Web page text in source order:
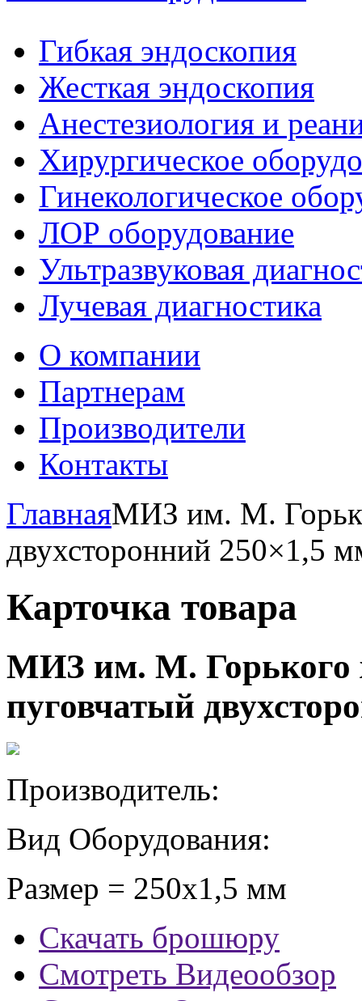
Гибкая эндоскопия
Жесткая эндоскопия
Анестезиология и
Хирургическое
Гинекологическое
ЛОР оборудование
Ультразвуковая
Лучевая диагностика
О компании
Партнерам
Производители
Контакты
ГлавнаяМИЗ им. М.
двухсторонний 250×1,5
Карточка товара
МИЗ им. М. Горького
пуговчатый
Производитель:
Вид Оборудования:
Размер = 250x1,5 мм
Скачать брошюру
Смотреть Видеообзор